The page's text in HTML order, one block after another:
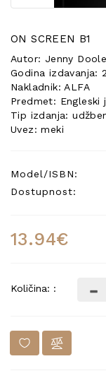
ON SCREEN B1
Autor: Jenny
Godina izdavanja:
Nakladnik: ALFA
Predmet: Engleski
Tip izdanja:
Uvez: meki
Model/ISBN:
Dostupnost:
13.94€
Količina: :